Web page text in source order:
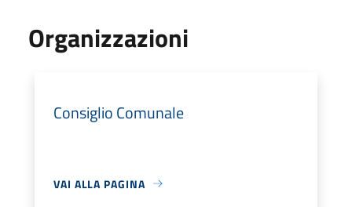
Organizzazioni
Consiglio Comunale
VAI ALLA PAGINA